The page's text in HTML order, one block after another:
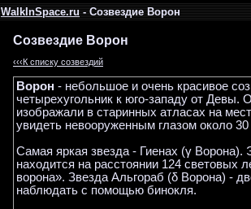
WalkInSpace.ru- Созвездие Ворон
Созвездие Ворон
‹‹‹К списку созвездий
Ворон - небольшое и очень красивое
четырехугольник к юго-западу от Девы.
изображали в старинных атласах на
увидеть невооруженным глазом около 30
Самая яркая звезда - Гиенах (γ Ворона).
находится на расстоянии 124 световых
ворона». Звезда Альгораб (δ Ворона) -
наблюдать с помощью бинокля.